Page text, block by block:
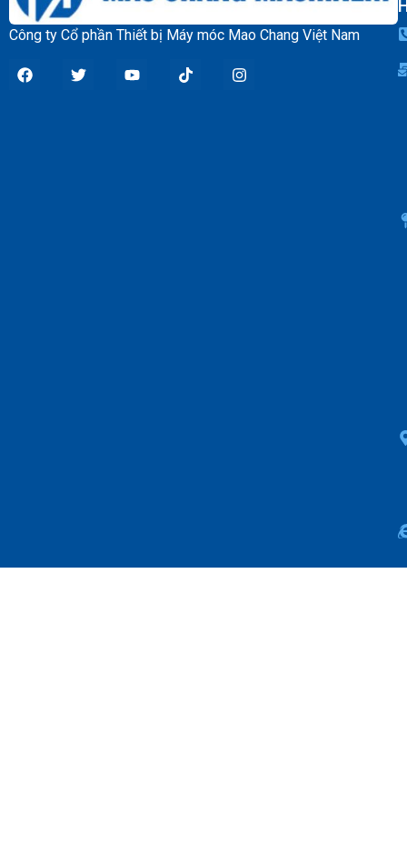
Công ty Cổ phần Thiết bị Máy móc Mao Chang Việt Nam